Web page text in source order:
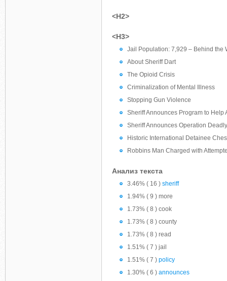
<H2>
<H3>
Jail Population: 7,929 – Behind the
About Sheriff Dart
The Opioid Crisis
Criminalization of Mental Illness
Stopping Gun Violence
Sheriff Announces Program to Help
Sheriff Announces Operation
Historic International Detainee
Robbins Man Charged with
Анализ текста
3.46% ( 16 ) sheriff
1.94% ( 9 ) more
1.73% ( 8 ) cook
1.73% ( 8 ) county
1.73% ( 8 ) read
1.51% ( 7 ) jail
1.51% ( 7 ) policy
1.30% ( 6 ) announces